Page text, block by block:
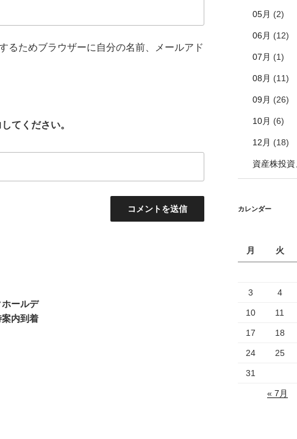
るためブラウザーに自分の名前、メールアド
てください。
ホールデ
案内到着
05月 (2)
06月 (12)
07月 (1)
08月 (11)
09月 (26)
10月 (6)
12月 (18)
資産株投資
カレンダー
月
火
3 4
10 11
17 18
24 25
31
« 7月